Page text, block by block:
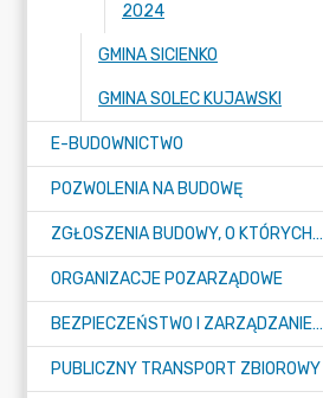
2024
GMINA SICIENKO
GMINA SOLEC KUJAWSKI
E-BUDOWNICTWO
POZWOLENIA NA BUDOWĘ
ZGŁOSZENIA BUDOWY, O KTÓRYCH MOWA W ART. 29 UST. 1 PKT 1A, 2B I 19A USTAWY PRAWO BUDOWLANE
ORGANIZACJE POZARZĄDOWE
BEZPIECZEŃSTWO I ZARZĄDZANIE KRYZYSOWE
PUBLICZNY TRANSPORT ZBIOROWY